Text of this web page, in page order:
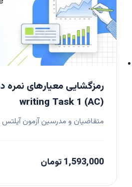
writing Task 1 (AC)
متقاضیان و مدرسین آزمون آیلتس
1,593,000 تومان